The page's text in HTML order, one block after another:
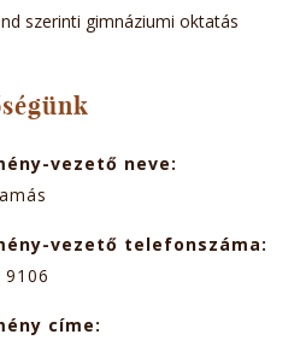
szerinti gimnáziumi oktatás
vezető neve:
vezető telefonszáma:
címe: